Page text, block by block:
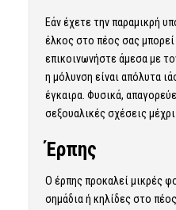
Εάν έχετε την παραμικρή
έλκος στο πέος σας
επικοινωνήστε άμεσα με
η μόλυνση είναι απόλυτα
έγκαιρα. Φυσικά,
σεξουαλικές σχέσεις
Έρπης
Ο έρπης προκαλεί μικρές
σημάδια ή κηλίδες στο